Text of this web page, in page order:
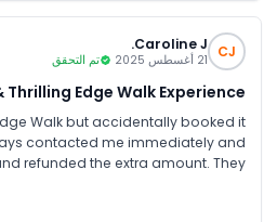
CJ
Caroline J.
21 أغسطس 2025 تم التحقق
Thrilling Edge Walk Experience
Walk but accidentally booked it
contacted me immediately and
refunded the extra amount. They